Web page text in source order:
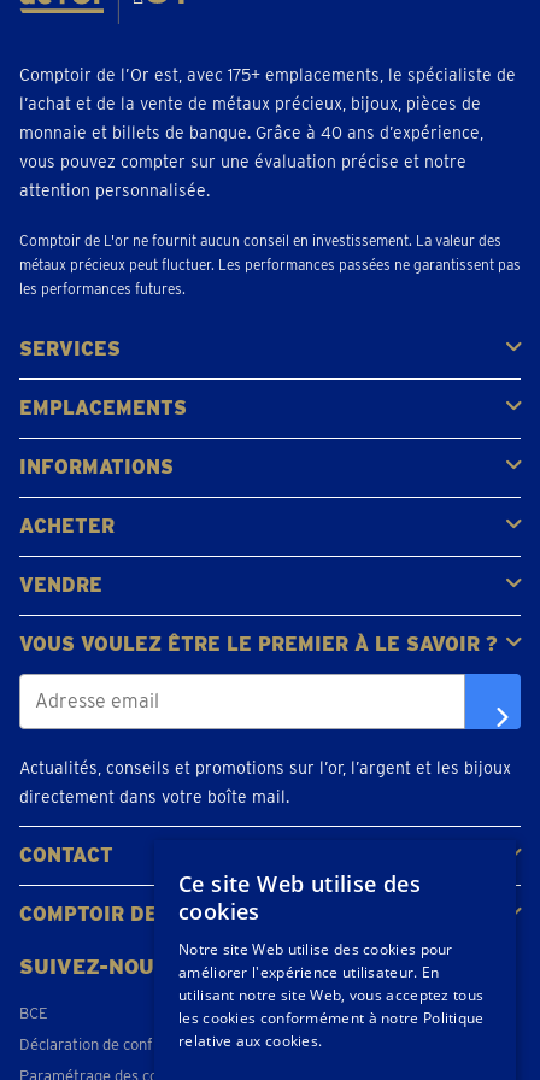
Bruges
Hoefijzerlaan 51
Fermé• lundi pour 09:30
téléphoner 050 - 34 67 46
Charleroi
Fermé • lundi pour 09:30
Prendre un rendez-vous
Dendermonde
Fermé• lundi pour 09:30
téléphoner 05 228 01 44
Koningin Astridlaan 2
Fermé• lundi pour 09:30
Prendre un rendez-vous
Dilbeek
Ninoofsesteenweg 142
Fermé
• lundi pour 09:30
Comptoir de l’Or est, avec 175+ emplacements, le spécialiste de
l’achat et de la vente de métaux précieux, bijoux, pièces de
monnaie et billets de banque. Grâce à 40 ans d’expérience,
vous pouvez compter sur une évaluation précise et notre
attention personnalisée.
Comptoir de L'or ne fournit aucun conseil en investissement. La valeur des
métaux précieux peut fluctuer. Les performances passées ne garantissent pas
les performances futures.
SERVICES
Acheter
Vendre
Vente aux enchères
EMPLACEMENTS
Gerpinnes
Liège
Namur
Waterloo
Woluwe-Saint-Lambert
Voir tous les emplacements
INFORMATIONS
FAQ
Avis clients
ACHETER
Acheter de l'or
Acheter des pièces
Acheter de l'argent
VENDRE
Bijoux en or
Pièces d'or
Lingots d'or
VOUS VOULEZ ÊTRE LE PREMIER À LE SAVOIR ?
Actualités, conseils et promotions sur l’or, l’argent et les bijoux
directement dans votre boîte mail.
CONTACT
Contacter
Planifiez votre rendez-vous
Emplacements
COMPTOIR DE L'OR
SUIVEZ-NOUS
BCE
Déclaration de confidentialité
Paramétrage des cookies
Ce site Web utilise des
cookies
Notre site Web utilise des cookies pour
améliorer l'expérience utilisateur. En
utilisant notre site Web, vous acceptez tous
les cookies conformément à notre Politique
relative aux cookies.